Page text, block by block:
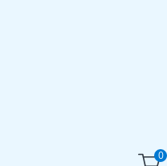
0